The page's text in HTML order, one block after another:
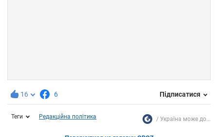
16 6 Підписатися
Теги Редакційна політика Україна може до...